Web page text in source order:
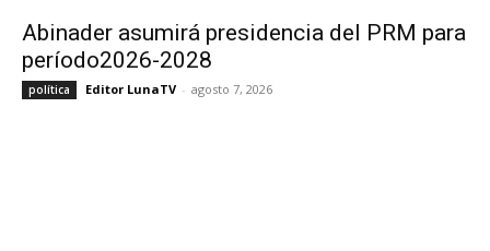
Abinader asumirá presidencia del PRM para
período2026-2028
política Editor LunaTV - agosto 7, 2026